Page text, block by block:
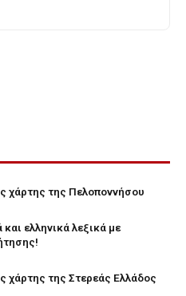
χάρτης της Πελοποννήσου
ελληνικά λεξικά με
χάρτης της Στερεάς Ελλάδος